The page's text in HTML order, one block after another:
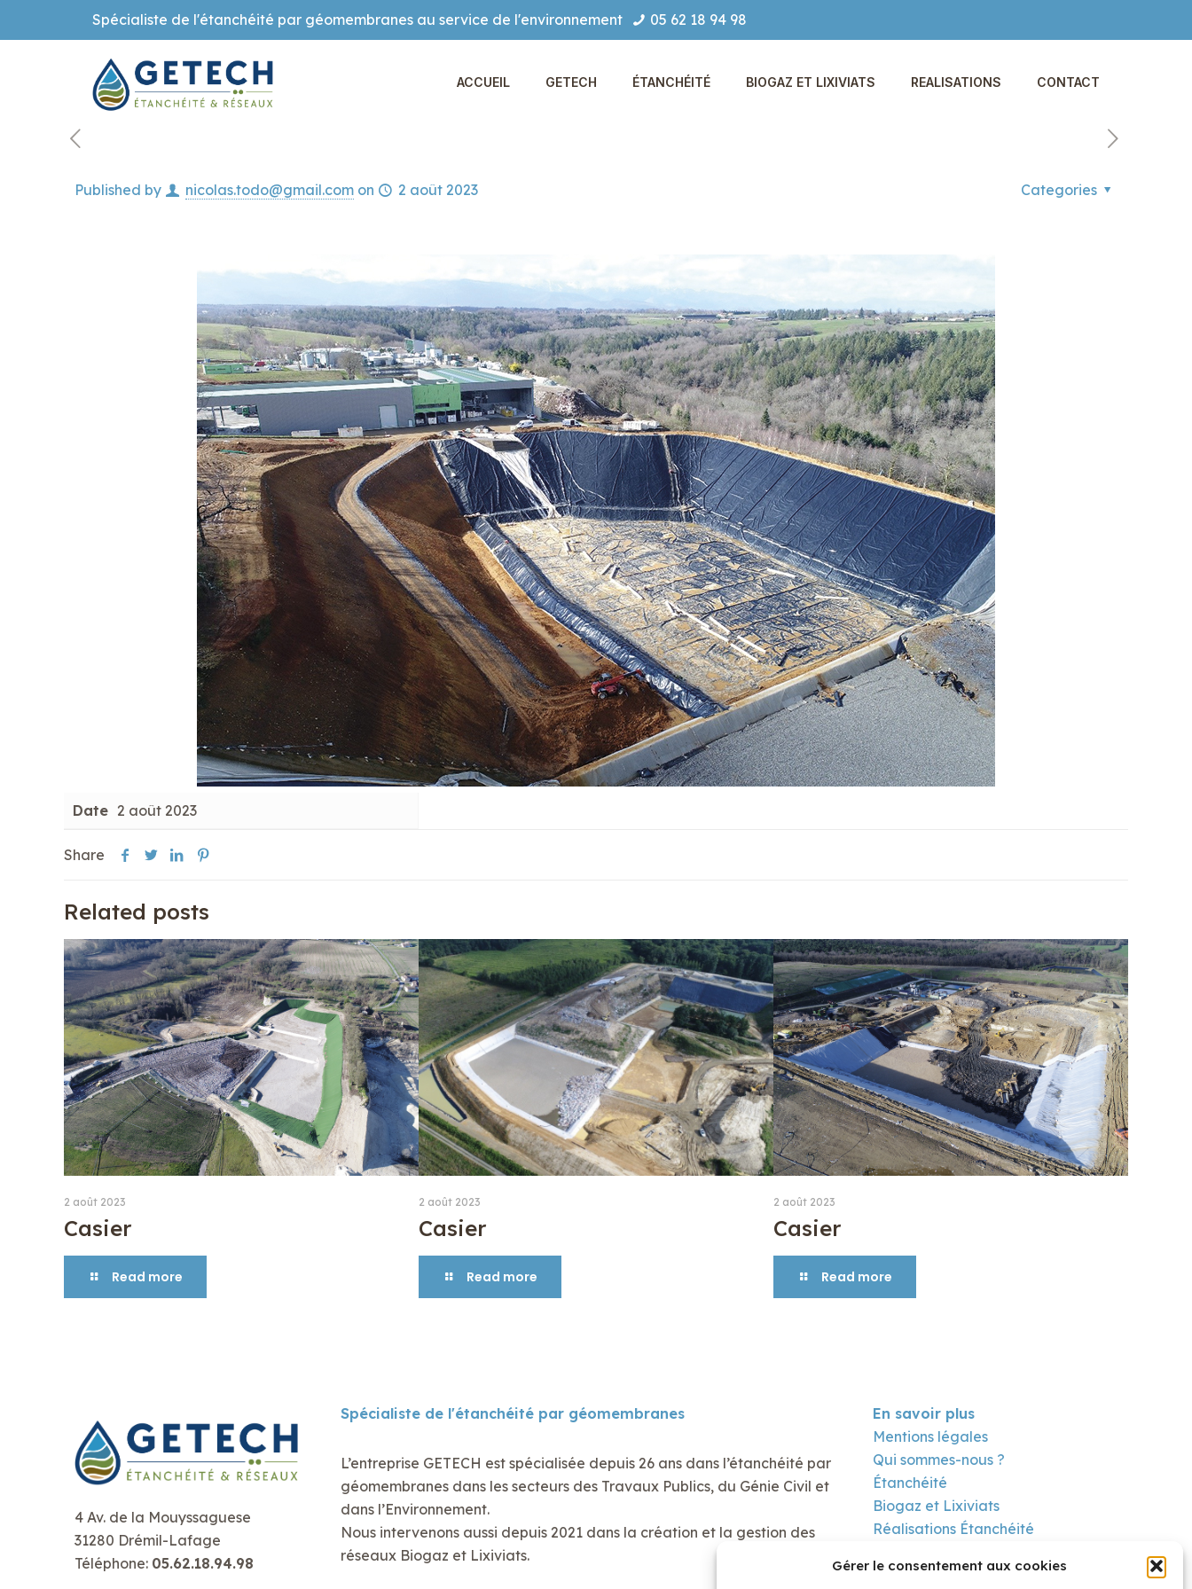
Gérer le consentement aux cookies
Spécialiste de l'étanchéité par géomembranes au service de l'environnement 05 62 18 94 98
ACCUEIL GETECH ÉTANCHÉITÉ BIOGAZ ET LIXIVIATS REALISATIONS CONTACT
Published by nicolas.todo@gmail.com on 2 août 2023 Categories
Date 2 août 2023
Share
Related posts
2 août 2023
Casier
Read more
2 août 2023
Casier
Read more
2 août 2023
Casier
Read more
4 Av. de la Mouyssaguese
31280 Drémil-Lafage
Téléphone: 05.62.18.94.98
Spécialiste de l'étanchéité par géomembranes
L’entreprise GETECH est spécialisée depuis 26 ans dans l’étanchéité par
géomembranes dans les secteurs des Travaux Publics, du Génie Civil et
dans l’Environnement.
Nous intervenons aussi depuis 2021 dans la création et la gestion des
réseaux Biogaz et Lixiviats.
En savoir plus
Mentions légales
Qui sommes-nous ?
Étanchéité
Biogaz et Lixiviats
Réalisations Étanchéité
Contact